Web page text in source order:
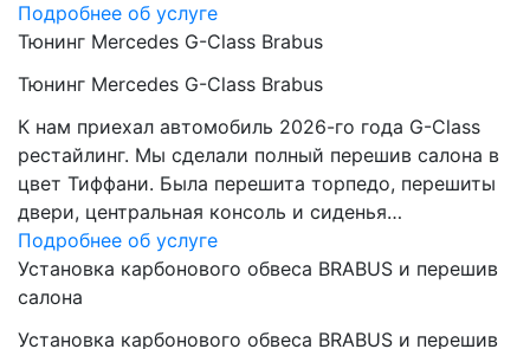
Подробнее об услуге
Тюнинг Mercedes G-Class Brabus
Тюнинг Mercedes G-Class Brabus
К нам приехал автомобиль 2026-го года G-Class
рестайлинг. Мы сделали полный перешив салона в
цвет Тиффани. Была перешита торпедо, перешиты
двери, центральная консоль и сиденья…
Подробнее об услуге
Установка карбонового обвеса BRABUS и перешив
салона
Установка карбонового обвеса BRABUS и перешив